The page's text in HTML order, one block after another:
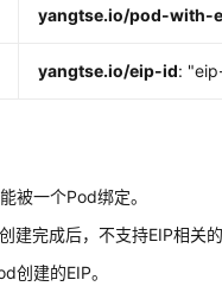
yangtse.io/pod-with-
yangtse.io/eip-id:
被一个Pod绑定。
完成后，不支持EIP相关
创建的EIP。